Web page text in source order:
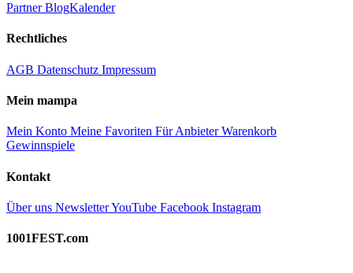
PartnerBlogKalender
Rechtliches
AGB Datenschutz Impressum
Mein mampa
Mein Konto Meine Favoriten Für AnbieterWarenkorb
Gewinnspiele
Kontakt
Über uns NewsletterYouTube Facebook Instagram
1001FEST.com